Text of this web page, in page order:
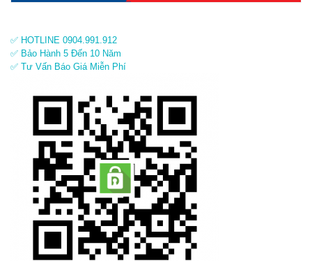
✅ HOTLINE 0904.991.912
✅ Bảo Hành 5 Đến 10 Năm
✅ Tư Vấn Báo Giá Miễn Phí